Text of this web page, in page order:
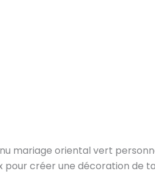
oriental vert
créer une décoration de